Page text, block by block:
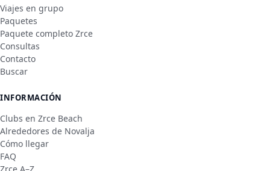
Viajes en grupo
Paquetes
Paquete completo Zrce
Consultas
Contacto
Buscar
INFORMACIÓN
Clubs en Zrce Beach
Alrededores de Novalja
Cómo llegar
FAQ